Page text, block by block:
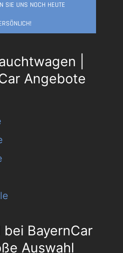
SIE UNS NOCH HEUTE
|
Angebote
BayernCar
Auswahl